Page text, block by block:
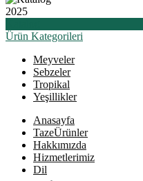
2025
Ürün Kategorileri
Meyveler
Sebzeler
Tropikal
Yeşillikler
Anasayfa
TazeÜrünler
Hakkımızda
Hizmetlerimiz
Dil